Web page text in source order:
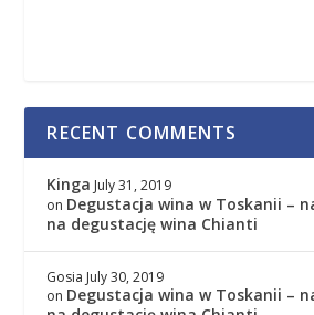
RECENT COMMENTS
Kinga July 31, 2019
on Degustacja wina w Toskanii –
na degustację wina Chianti
Gosia July 30, 2019
on Degustacja wina w Toskanii –